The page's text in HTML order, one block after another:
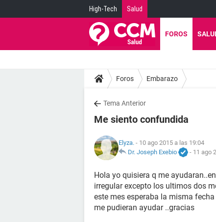
High-Tech Salud
FOROS
Foros Embarazo
Tema Anterior
Me siento confundida
Elyza. - 10 ago 2015 a las 19:04
Dr. Joseph Exebio
- 11 ago
Hola yo quisiera q me
irregular excepto los ultimos dos
este mes esperaba la misma
me pudieran ayudar ..gracias